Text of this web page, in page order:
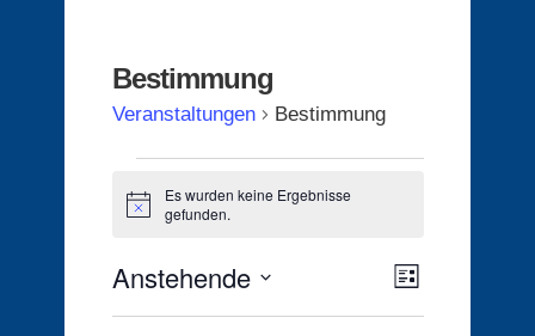
Bestimmung
Veranstaltungen Bestimmung
Hinweis
Es wurden keine Ergebnisse
gefunden.
Ansichten-
Navigation
Liste
Anstehende
wählen.